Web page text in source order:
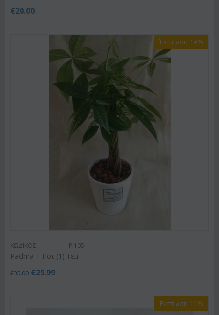
€20.00
Έκπτωση 14%
ΚΩΔΙΚΟΣ: Pl105
Pachira + Ποτ (1) Τεμ.
€35.00 €29.99
Έκπτωση 11%